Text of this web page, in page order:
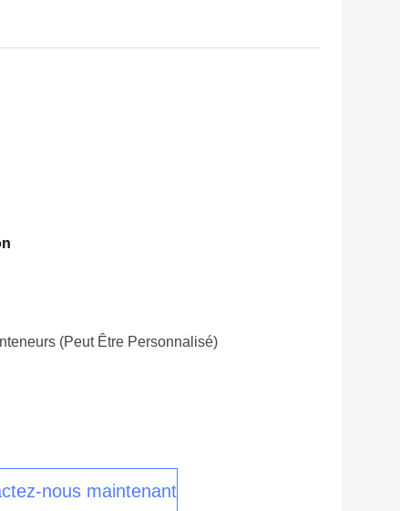
(peut Être Personnalisé)
nous maintenant